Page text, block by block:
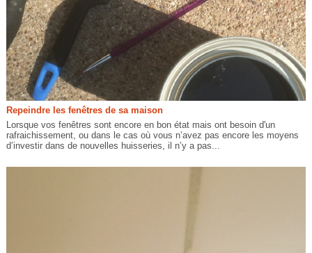
Repeindre les fenêtres de sa maison
Lorsque vos fenêtres sont encore en bon état mais ont besoin d'un
rafraichissement, ou dans le cas où vous n’avez pas encore les moyens
d’investir dans de nouvelles huisseries, il n’y a pas...